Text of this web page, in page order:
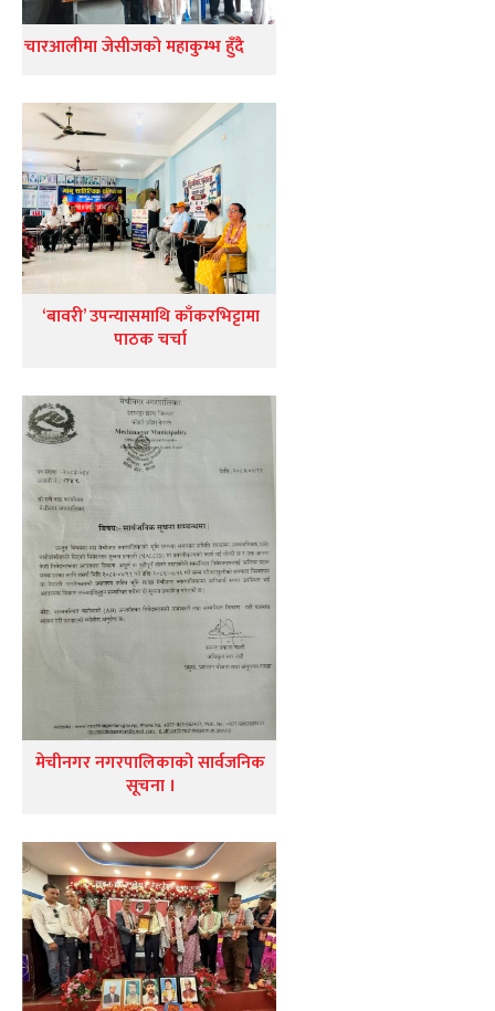
चारआलीमा जेसीजको महाकुम्भ हुँदै
‘बावरी’ उपन्यासमाथि काँकरभिट्टामा
पाठक चर्चा
मेचीनगर नगरपालिकाको सार्वजनिक
सूचना ।